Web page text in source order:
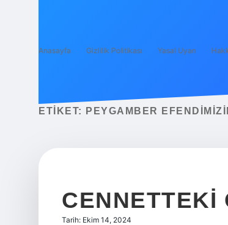
Anasayfa Gizlilik Politikası Yasal Uyarı
ETIKET: PEYGAMBER
CENNETTEKI
Tarih: Ekim 14, 2024